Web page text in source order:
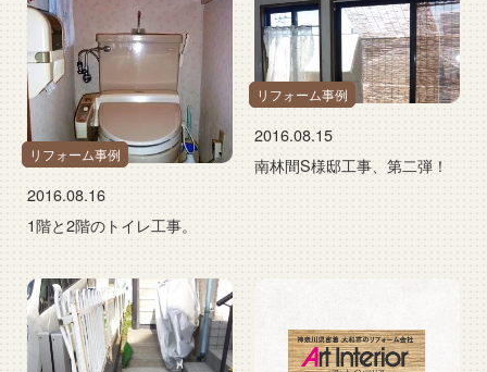
リフォーム事例
2016.08.16
1階と2階のトイレ工事。
リフォーム事例
2016.08.15
南林間S様邸工事、第二弾！